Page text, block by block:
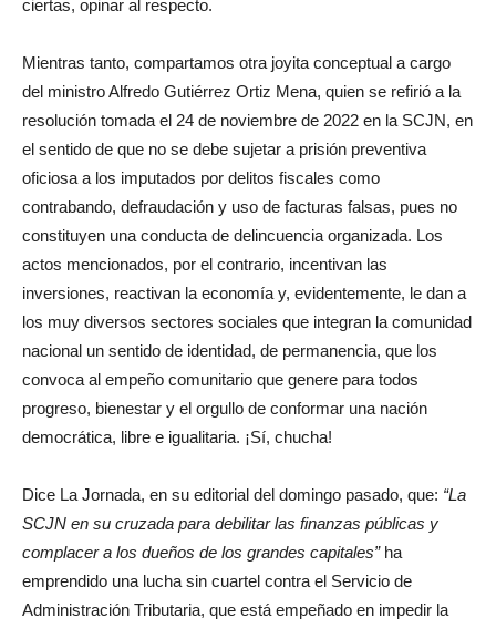
ciertas, opinar al respecto.
Mientras tanto, compartamos otra joyita conceptual a cargo
del ministro Alfredo Gutiérrez Ortiz Mena, quien se refirió a la
resolución tomada el 24 de noviembre de 2022 en la SCJN, en
el sentido de que no se debe sujetar a prisión preventiva
oficiosa a los imputados por delitos fiscales como
contrabando, defraudación y uso de facturas falsas, pues no
constituyen una conducta de delincuencia organizada. Los
actos mencionados, por el contrario, incentivan las
inversiones, reactivan la economía y, evidentemente, le dan a
los muy diversos sectores sociales que integran la comunidad
nacional un sentido de identidad, de permanencia, que los
convoca al empeño comunitario que genere para todos
progreso, bienestar y el orgullo de conformar una nación
democrática, libre e igualitaria. ¡Sí, chucha!
Dice La Jornada, en su editorial del domingo pasado, que: La
SCJN en su cruzada para debilitar las finanzas públicas y
complacer a los dueños de los grandes capitales ha
emprendido una lucha sin cuartel contra el Servicio de
Administración Tributaria, que está empeñado en impedir la